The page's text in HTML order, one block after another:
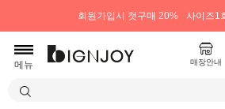
회원가입시 첫구매 20% 사이즈1
메뉴 매장안내